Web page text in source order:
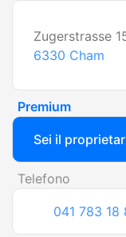
Zugerstrasse
6330 Cham
Premium
Sei il
Telefono
041 783 18